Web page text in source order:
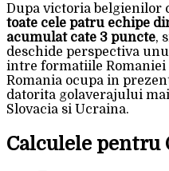
Dupa victoria belgienilor
toate cele patru echipe
acumulat cate 3 puncte,
deschide perspectiva
intre formatiile
Romania ocupa in
datorita golaverajului
Slovacia si Ucraina.
Calculele pentru